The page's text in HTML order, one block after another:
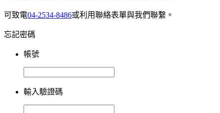
可致電04-2534-8486或利用聯絡表單與我們聯繫。
忘記密碼
帳號
輸入驗證碼